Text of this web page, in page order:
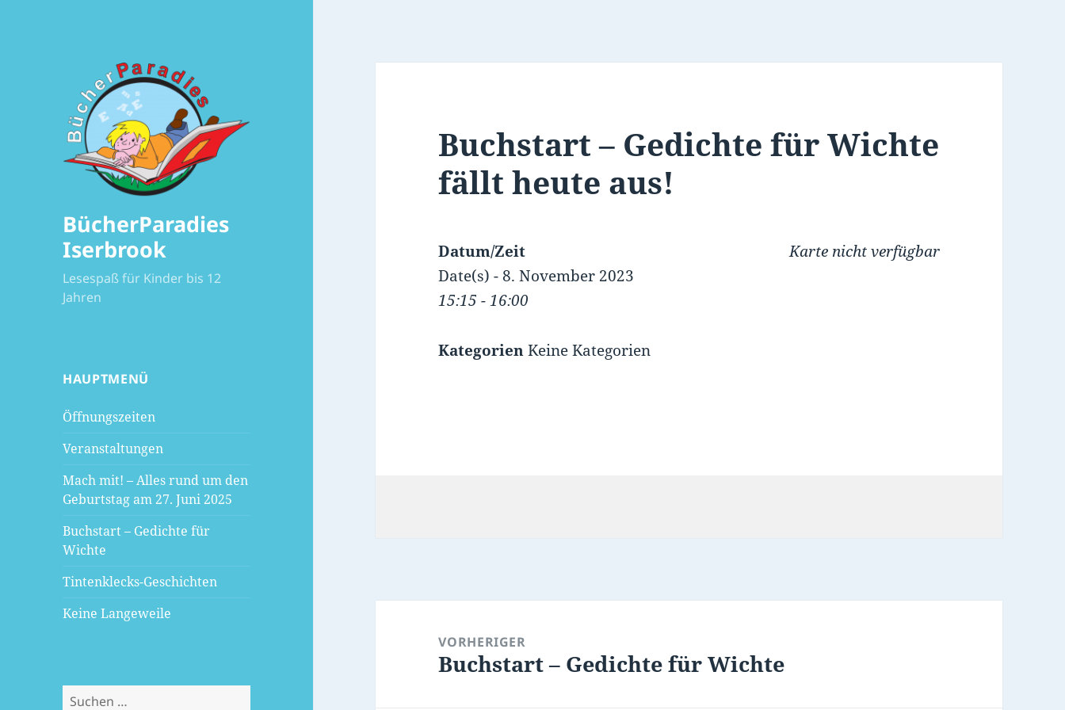
BücherParadies
Iserbrook
Lesespaß für Kinder bis 12
Jahren
HAUPTMENÜ
Öffnungszeiten
Veranstaltungen
Mach mit! – Alles rund um den
Geburtstag am 27. Juni 2025
Buchstart – Gedichte für
Wichte
Tintenklecks-Geschichten
Keine Langeweile
Suchen
Buchstart – Gedichte für Wichte
fällt heute aus!
Karte nicht verfügbar
Datum/Zeit
Date(s) - 8. November 2023
15:15 - 16:00
KategorienKeine Kategorien
VORHERIGER
Vorheriger
Buchstart – Gedichte für Wichte